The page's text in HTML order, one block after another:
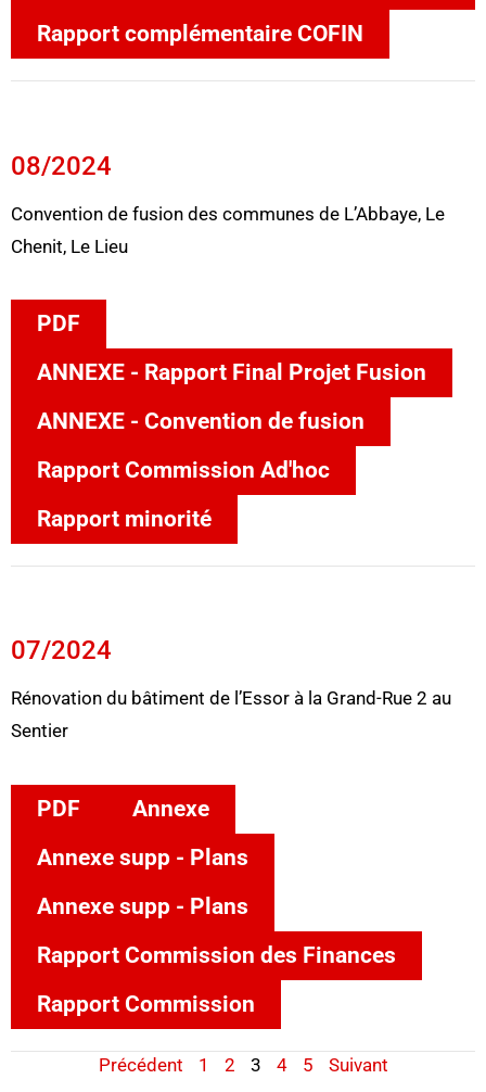
Rapport complémentaire COFIN
08/2024
Convention de fusion des communes de L’Abbaye, Le
Chenit, Le Lieu
PDF
ANNEXE - Rapport Final Projet Fusion
ANNEXE - Convention de fusion
Rapport Commission Ad'hoc
Rapport minorité
07/2024
Rénovation du bâtiment de l’Essor à la Grand-Rue 2 au
Sentier
PDF
Annexe
Annexe supp - Plans
Annexe supp - Plans
Rapport Commission des Finances
Rapport Commission
Précédent 1 2 3 4 5 Suivant